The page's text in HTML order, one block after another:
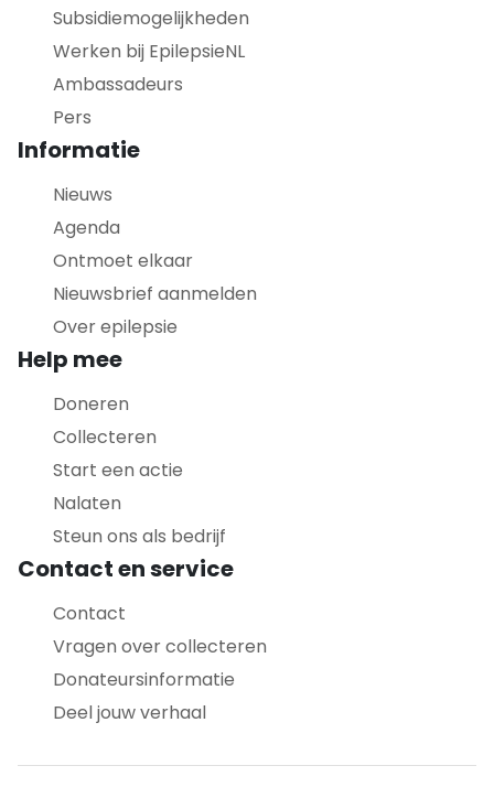
Subsidiemogelijkheden
Werken bij EpilepsieNL
Ambassadeurs
Pers
Informatie
Nieuws
Agenda
Ontmoet elkaar
Nieuwsbrief aanmelden
Over epilepsie
Help mee
Doneren
Collecteren
Start een actie
Nalaten
Steun ons als bedrijf
Contact en service
Contact
Vragen over collecteren
Donateursinformatie
Deel jouw verhaal